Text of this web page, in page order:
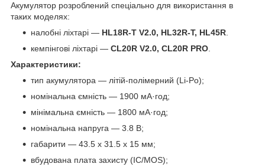
Акумулятор розроблений спеціально для використання в
таких моделях:
налобні ліхтарі — HL18R-T V2.0, HL32R-T, HL45R.
кемпінгові ліхтарі — CL20R V2.0, CL20R PRO.
Характеристики:
тип акумулятора — літій-полімерний (Li-Po);
номінальна ємність — 1900 мА·год;
мінімальна ємність — 1800 мА·год;
номінальна напруга — 3.8 В;
габарити — 43.5 х 31.5 х 15 мм;
вбудована плата захисту (IC/MOS);